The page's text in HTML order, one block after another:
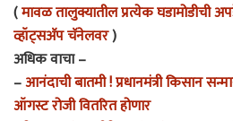
(मावळ तालुक्यातील प्रत्येक घडामोडीची
व्हॉट्सअ‍ॅप चॅनेलवर)
अधिक वाचा –
–आनंदाची बातमी ! प्रधानमंत्री किसान
ऑगस्ट रोजी वितरित होणार